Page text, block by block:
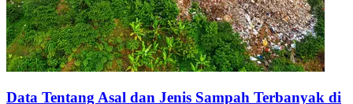
Data Tentang Asal dan Jenis Sampah Terbanyak di